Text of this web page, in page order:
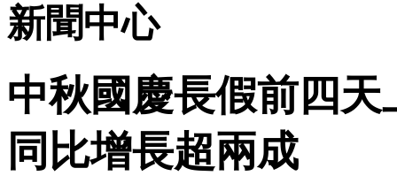
新聞中心
中秋國慶長假前四
同比增長超兩成